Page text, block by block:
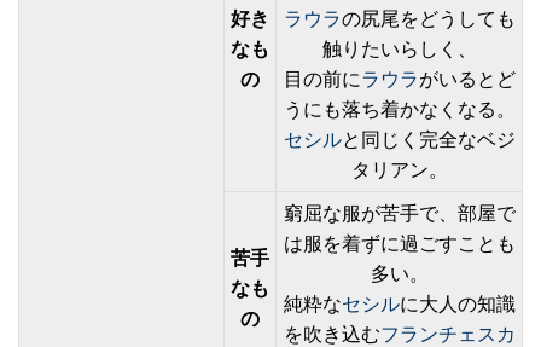
好き
なも
の
ラウラの尻尾をどうしても
触りたいらしく、
目の前にラウラがいるとど
うにも落ち着かなくなる。
セシルと同じく完全なベジ
タリアン。
苦手
なも
の
窮屈な服が苦手で、部屋で
は服を着ずに過ごすことも
多い。
純粋なセシルに大人の知識
を吹き込むフランチェスカ